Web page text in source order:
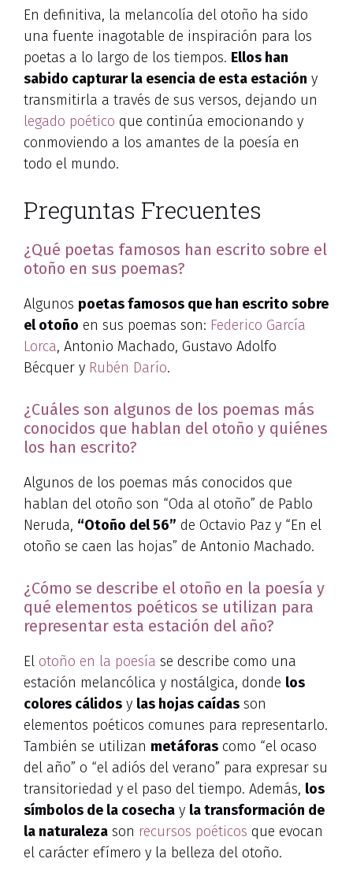
En definitiva, la melancolía del otoño ha sido
una fuente inagotable de inspiración para los
poetas a lo largo de los tiempos. Ellos han
sabido capturar la esencia de esta estación y
transmitirla a través de sus versos, dejando un
legado poético que continúa emocionando y
conmoviendo a los amantes de la poesía en
todo el mundo.
Preguntas Frecuentes
¿Qué poetas famosos han escrito sobre el
otoño en sus poemas?
Algunos poetas famosos que han escrito sobre
el otoño en sus poemas son: Federico García
Lorca, Antonio Machado, Gustavo Adolfo
Bécquer y Rubén Darío.
¿Cuáles son algunos de los poemas más
conocidos que hablan del otoño y quiénes
los han escrito?
Algunos de los poemas más conocidos que
hablan del otoño son “Oda al otoño” de Pablo
Neruda, “Otoño del 56” de Octavio Paz y “En el
otoño se caen las hojas” de Antonio Machado.
¿Cómo se describe el otoño en la poesía y
qué elementos poéticos se utilizan para
representar esta estación del año?
El otoño en la poesía se describe como una
estación melancólica y nostálgica, donde los
colores cálidos y las hojas caídas son
elementos poéticos comunes para representarlo.
También se utilizan metáforas como “el ocaso
del año” o “el adiós del verano” para expresar su
transitoriedad y el paso del tiempo. Además, los
símbolos de la cosecha y la transformación de
la naturaleza son recursos poéticos que evocan
el carácter efímero y la belleza del otoño.